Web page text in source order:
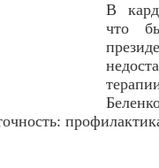
В
что